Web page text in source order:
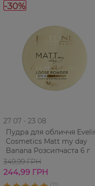
-30%
27 07 - 23 08
Пудра для обличчя
Cosmetics Matt my day
Banana Розсипчаста 6 г
349,99 ГРН
244,99 ГРН